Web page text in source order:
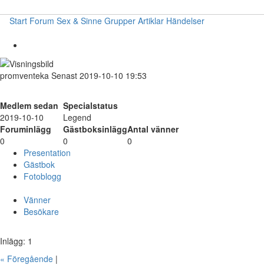
Start Forum Sex & Sinne Grupper Artiklar Händelser
promventeka Senast 2019-10-10 19:53
Medlem sedan Specialstatus
2019-10-10
Legend
Foruminlägg
GästboksinläggAntal vänner
0
0
0
Presentation
Gästbok
Fotoblogg
Vänner
Besökare
Inlägg: 1
« Föregående |